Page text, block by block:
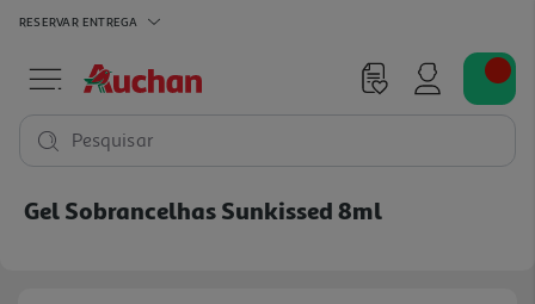
RESERVAR ENTREGA
Pesquisar
Gel Sobrancelhas Sunkissed 8ml